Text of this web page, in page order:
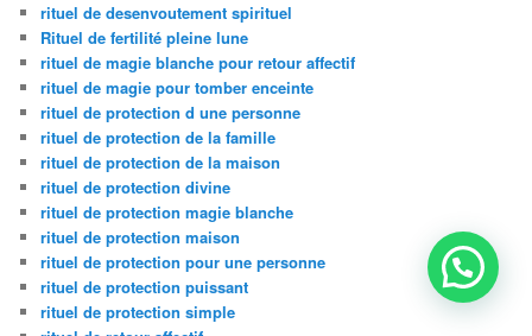
rituel de desenvoutement spirituel
Rituel de fertilité pleine lune
rituel de magie blanche pour retour affectif
rituel de magie pour tomber enceinte
rituel de protection d une personne
rituel de protection de la famille
rituel de protection de la maison
rituel de protection divine
rituel de protection magie blanche
rituel de protection maison
rituel de protection pour une personne
rituel de protection puissant
rituel de protection simple